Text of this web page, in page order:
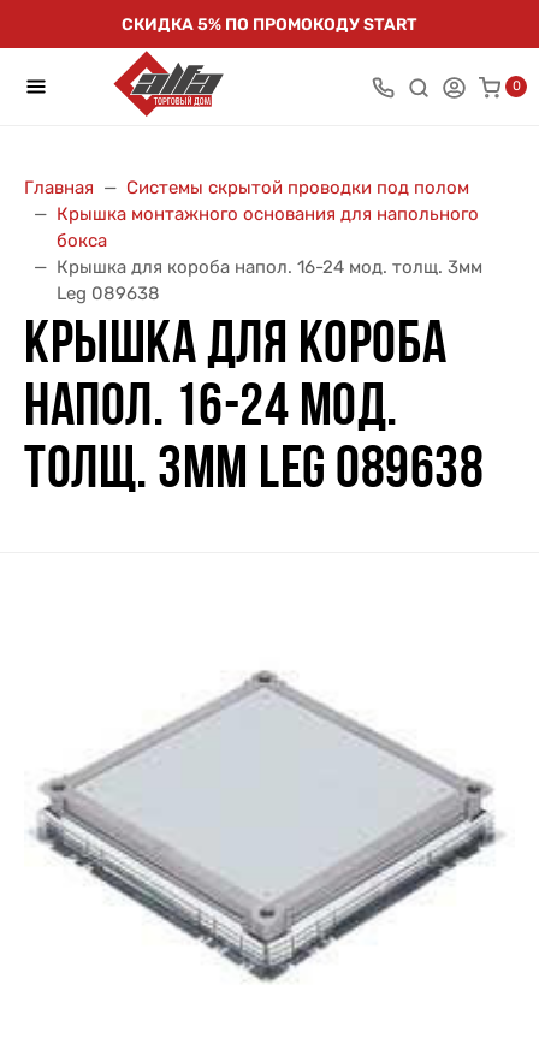
СКИДКА 5% ПО ПРОМОКОДУ START
0
Главная
Системы скрытой проводки под полом
Крышка монтажного основания для напольного
бокса
Крышка для короба напол. 16-24 мод. толщ. 3мм
Leg 089638
КРЫШКА ДЛЯ КОРОБА
НАПОЛ. 16-24 МОД.
ТОЛЩ. 3ММ LEG 089638